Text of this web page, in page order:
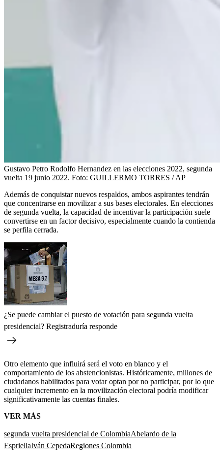
Gustavo Petro Rodolfo Hernandez en las elecciones 2022, segunda
vuelta 19 junio 2022. Foto: GUILLERMO TORRES / AP
Además de conquistar nuevos respaldos, ambos aspirantes tendrán
que concentrarse en movilizar a sus bases electorales. En elecciones
de segunda vuelta, la capacidad de incentivar la participación suele
convertirse en un factor decisivo, especialmente cuando la contienda
se perfila cerrada.
¿Se puede cambiar el puesto de votación para segunda vuelta
presidencial? Registraduría responde
Otro elemento que influirá será el voto en blanco y el
comportamiento de los abstencionistas. Históricamente, millones de
ciudadanos habilitados para votar optan por no participar, por lo que
cualquier incremento en la movilización electoral podría modificar
significativamente las cuentas finales.
VER MÁS
segunda vuelta presidencial de ColombiaAbelardo de la
EspriellaIván CepedaRegiones Colombia